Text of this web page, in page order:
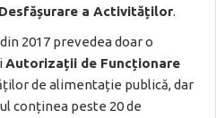
a Activităților.
2017 prevedea doar o
Autorizații de Funcționare
de alimentație publică, dar
conținea peste 20 de